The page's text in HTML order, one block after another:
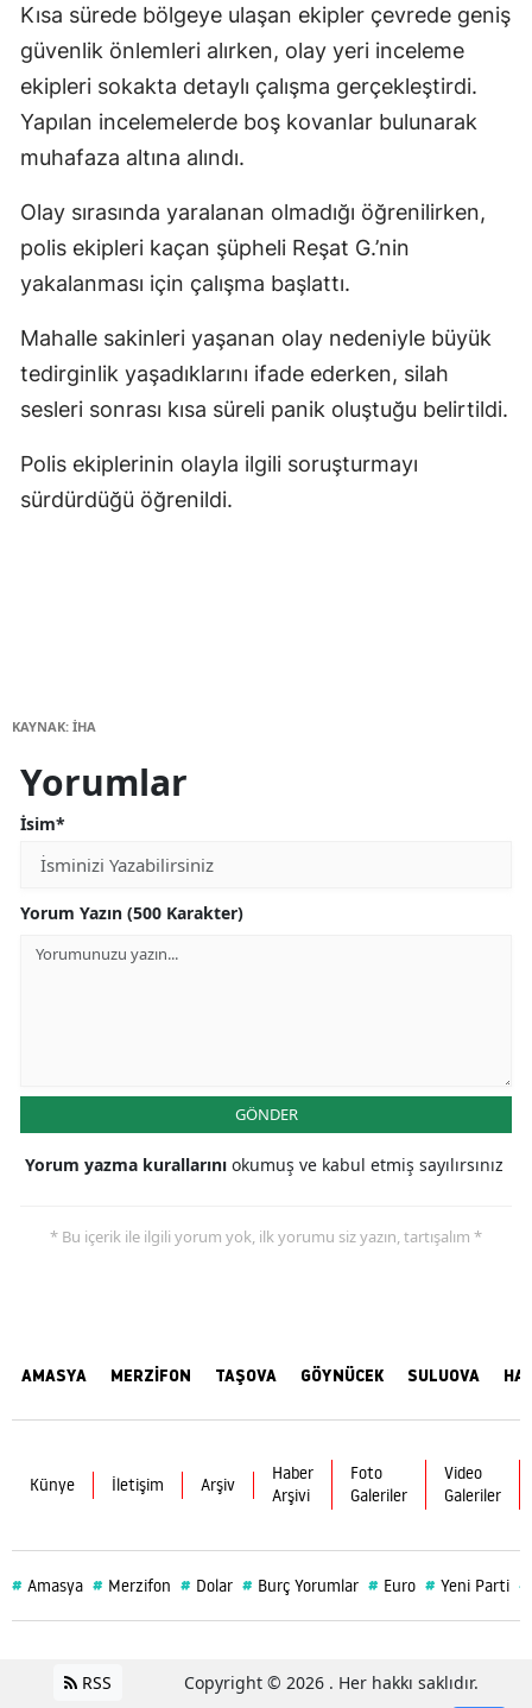
Kısa sürede bölgeye ulaşan ekipler çevrede geniş
güvenlik önlemleri alırken, olay yeri inceleme
ekipleri sokakta detaylı çalışma gerçekleştirdi.
Yapılan incelemelerde boş kovanlar bulunarak
muhafaza altına alındı.
Olay sırasında yaralanan olmadığı öğrenilirken,
polis ekipleri kaçan şüpheli Reşat G.’nin
yakalanması için çalışma başlattı.
Mahalle sakinleri yaşanan olay nedeniyle büyük
tedirginlik yaşadıklarını ifade ederken, silah
sesleri sonrası kısa süreli panik oluştuğu belirtildi.
Polis ekiplerinin olayla ilgili soruşturmayı
sürdürdüğü öğrenildi.
KAYNAK: İHA
Yorumlar
İsim*
Yorum Yazın (500 Karakter)
GÖNDER
Yorum yazma kurallarını okumuş ve kabul etmiş sayılırsınız
* Bu içerik ile ilgili yorum yok, ilk yorumu siz yazın, tartışalım *
AMASYA MERZİFON TAŞOVA GÖYNÜCEK SULUOVA
Künye İletişim Arşiv
Haber
Arşivi
Foto
Galeriler
Video
Galeriler
# Amasya # Merzifon # Dolar # Burç Yorumlar # Euro # Yeni Parti #
RSS Copyright © 2026 . Her hakkı saklıdır.